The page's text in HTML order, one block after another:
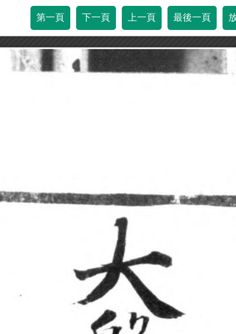
第一頁 下一頁 上一頁 最後一頁